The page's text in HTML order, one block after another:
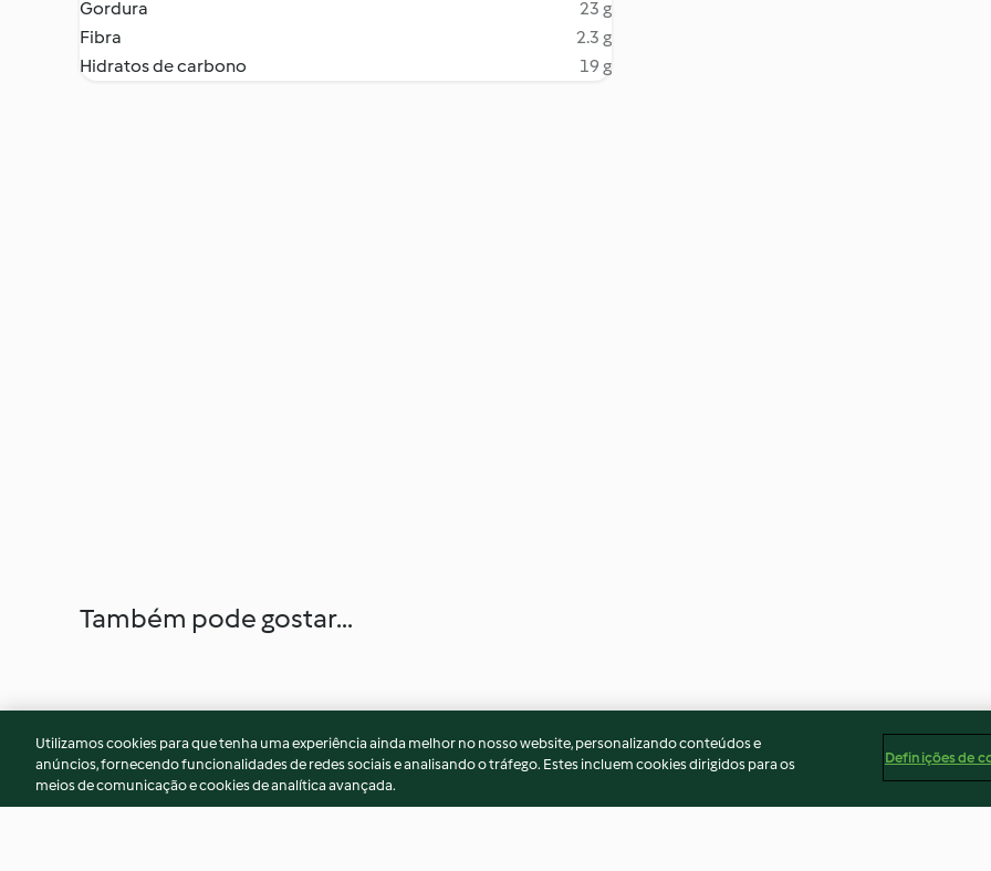
Gordura
23 g
Fibra
2.3 g
Hidratos de carbono
19 g
Também pode gostar...
Utilizamos cookies para que tenha uma experiência ainda melhor no nosso website, personalizando conteúdos e
anúncios, fornecendo funcionalidades de redes sociais e analisando o tráfego. Estes incluem cookies dirigidos para os
meios de comunicação e cookies de analítica avançada.
Definições de